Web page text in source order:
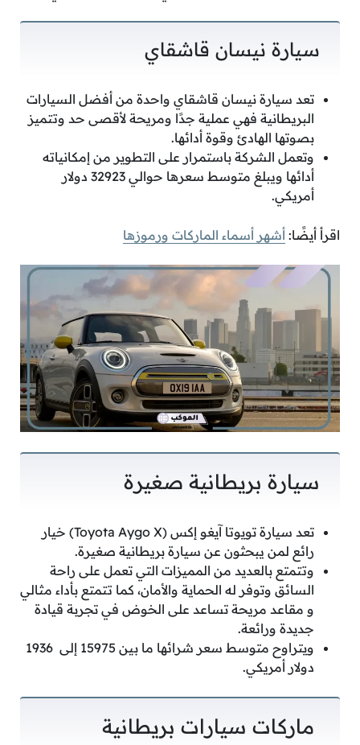
سيارة نيسان قاشقاي
تعد سيارة نيسان قاشقاي واحدة من أفضل السيارات
البريطانية فهي عملية جدًا ومريحة لأقصى حد وتتميز
بصوتها الهادئ وقوة أدائها.
وتعمل الشركة باستمرار على التطوير من إمكانياته
أدائها ويبلغ متوسط سعرها حوالي 32923 دولار
أمريكي.
اقرأ أيضًا: أشهر أسماء الماركات ورموزها
سيارة بريطانية صغيرة
تعد سيارة تويوتا آيغو إكس (Toyota Aygo X) خيار
رائع لمن يبحثون عن سيارة بريطانية صغيرة.
وتتمتع بالعديد من المميزات التي تعمل على راحة
السائق وتوفر له الحماية والأمان، كما تتمتع بأداء مثالي
و مقاعد مريحة تساعد على الخوض في تجربة قيادة
جديدة ورائعة.
ويتراوح متوسط سعر شرائها ما بين 15975 إلى 1936
دولار أمريكي.
ماركات سيارات بريطانية